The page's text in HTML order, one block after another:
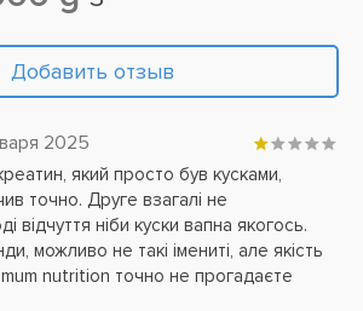
Добавить отзыв
2025
який просто був кусками,
точно. Друге взагалі не
відчуття ніби куски вапна якогось.
можливо не такі імениті, але якість
nutrition точно не прогадаєте